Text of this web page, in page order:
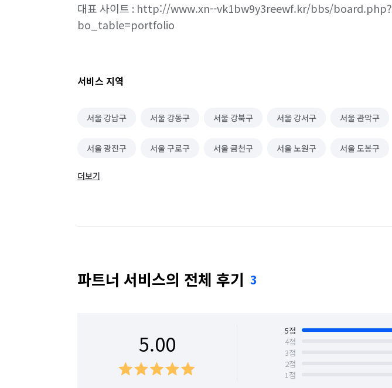
대표 사이트 : http://www.xn--vk1bw9y3reewf.kr/bbs/board.php?
bo_table=portfolio
서비스 지역
서울 강남구 서울 강동구 서울 강북구 서울 강서구 서울 관악구
서울 광진구 서울 구로구 서울 금천구 서울 노원구 서울 도봉구
서울 동대문구
더보기
파트너 서비스의 전체 후기 3
5.00 5점
4점
3점
2점
1점